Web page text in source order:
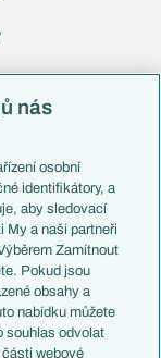
nás
osobní
identifikátory, a
aby sledovací
My a naši partneři
Zamítnout
Pokud jsou
obsahy a
nabídku můžete
souhlas odvolat
části webové